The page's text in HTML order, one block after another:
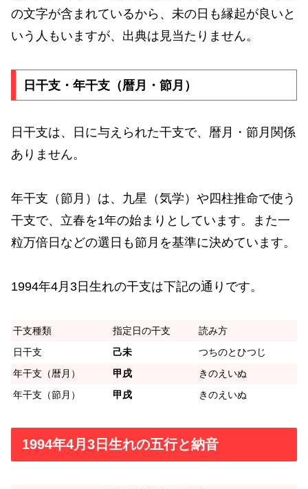
の文字が含まれているから、未の日も縁起が良いと
いう人もいますが、出典は見当たりません。
日干支・年干支（暦月・節月）
日干支は、日に与えられた干支で、暦月・節月関係
ありません。
年干支（節月）は、九星（気学）や四柱推命で使う
干支で、立春を1年の始まりとしています。また一
粒万倍日などの選日も節月を基準に決めています。
1994年4月3日生れの干支は下記の通りです。
干支種類 指定日の干支
読み方
日干支
己未
つちのとひつじ
年干支（暦月）
甲戌
きのえいぬ
年干支（節月）
甲戌 きのえいぬ
1994年4月3日生れの五行と納音